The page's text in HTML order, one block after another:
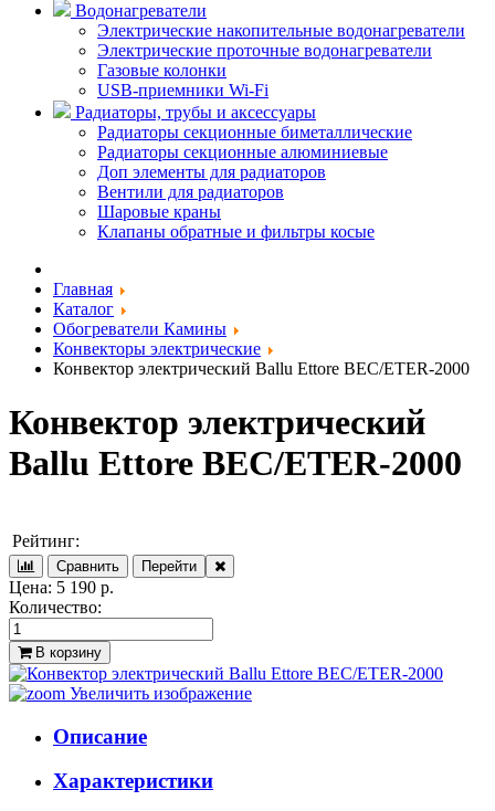
Водонагреватели
Электрические накопительные водонагреватели
Электрические проточные водонагреватели
Газовые колонки
USB-приемники Wi-Fi
Радиаторы, трубы и аксессуары
Радиаторы секционные биметаллические
Радиаторы секционные алюминиевые
Доп элементы для радиаторов
Вентили для радиаторов
Шаровые краны
Клапаны обратные и фильтры косые
Главная
Каталог
Обогреватели Камины
Конвекторы электрические
Конвектор электрический Ballu Ettore BEC/ETER-2000
Конвектор электрический
Ballu Ettore BEC/ETER-2000
Рейтинг:
Цена: 5 190 р.
Количество:
В корзину
Увеличить изображение
Описание
Характеристики